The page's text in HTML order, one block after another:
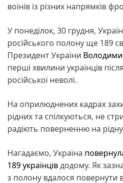
воїнів із різних напрямків
У понеділок, 30 грудня,
російського полону ще 189
Президент України
перші хвилини українців
російської неволі.
На оприлюднених кадрах
рідних та спілкуються, не
радіють поверненню на
Нагадаємо, Україна
189 українцівдодому. Як
з полону вдалося повернути